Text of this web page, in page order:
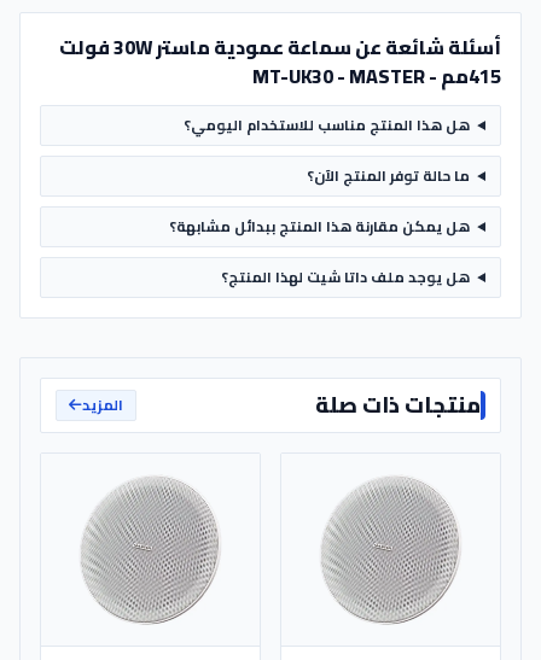
أسئلة شائعة عن سماعة عمودية ماستر 30W فولت
415مم - MT-UK30 - MASTER
هل هذا المنتج مناسب للاستخدام اليومي؟
ما حالة توفر المنتج الآن؟
هل يمكن مقارنة هذا المنتج ببدائل مشابهة؟
هل يوجد ملف داتا شيت لهذا المنتج؟
منتجات ذات صلة المزيد